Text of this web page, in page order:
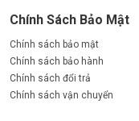
Chính Sách Bảo Mật
Chính sách bảo mật
Chính sách bảo hành
Chính sách đổi trả
Chính sách vận chuyển